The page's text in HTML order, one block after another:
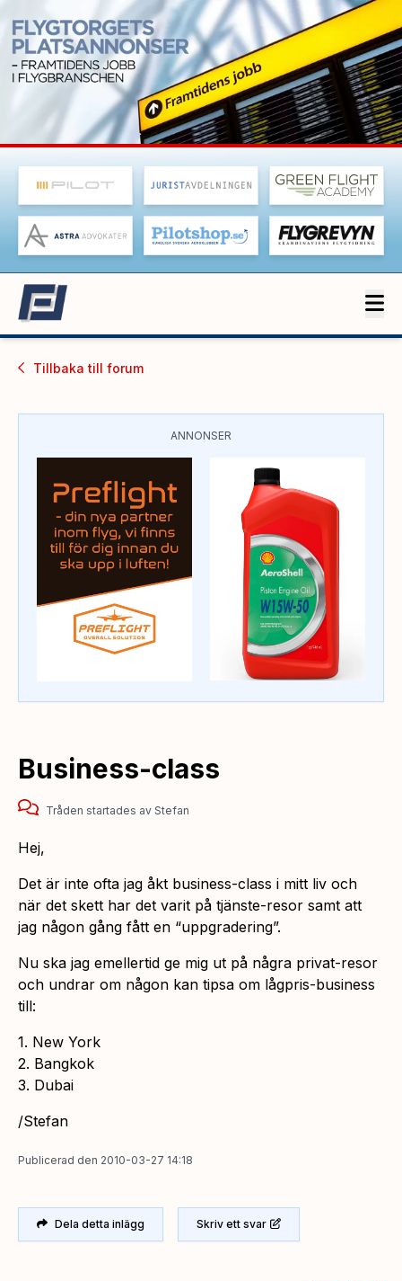
Tillbaka till forum
ANNONSER
Business-class
Tråden startades av Stefan
Hej,
Det är inte ofta jag åkt business-class i mitt liv och
när det skett har det varit på tjänste-resor samt att
jag någon gång fått en “uppgradering”.
Nu ska jag emellertid ge mig ut på några privat-resor
och undrar om någon kan tipsa om lågpris-business
till:
1. New York
2. Bangkok
3. Dubai
/Stefan
Publicerad den 2010-03-27 14:18
Dela detta inlägg Skriv ett svar